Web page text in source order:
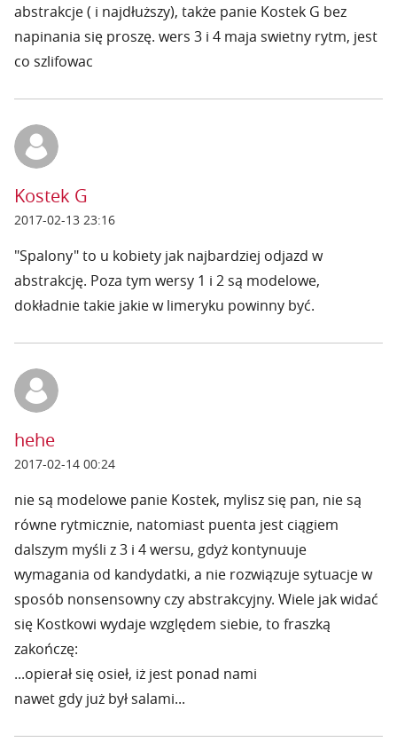
abstrakcje ( i najdłuższy), także panie Kostek G bez
napinania się proszę. wers 3 i 4 maja swietny rytm, jest
co szlifowac
Kostek G
2017-02-13 23:16
"Spalony" to u kobiety jak najbardziej odjazd w
abstrakcję. Poza tym wersy 1 i 2 są modelowe,
dokładnie takie jakie w limeryku powinny być.
hehe
2017-02-14 00:24
nie są modelowe panie Kostek, mylisz się pan, nie są
równe rytmicznie, natomiast puenta jest ciągiem
dalszym myśli z 3 i 4 wersu, gdyż kontynuuje
wymagania od kandydatki, a nie rozwiązuje sytuacje w
sposób nonsensowny czy abstrakcyjny. Wiele jak widać
się Kostkowi wydaje względem siebie, to fraszką
zakończę:
...opierał się osieł, iż jest ponad nami
nawet gdy już był salami...